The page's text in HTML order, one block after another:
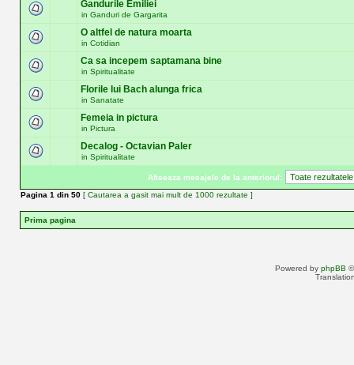
Gandurile Emiliei
in Ganduri de Gargarita
O altfel de natura moarta
in Cotidian
Ca sa incepem saptamana bine
in Spiritualitate
Florile lui Bach alunga frica
in Sanatate
Femeia in pictura
in Pictura
Decalog - Octavian Paler
in Spiritualitate
Afiseaza mesajele de la anteriorul:
Pagina 1 din 50 [ Cautarea a gasit mai mult de 1000 rezultate ]
Prima pagina
Powered by phpBB